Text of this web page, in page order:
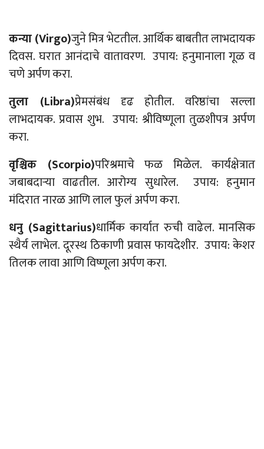
कन्या (Virgo)जुने मित्र भेटतील. आर्थिक बाबतीत लाभदायक
दिवस. घरात आनंदाचे वातावरण. उपाय: हनुमानाला गूळ व
चणे अर्पण करा.
तुला (Libra)प्रेमसंबंध दृढ होतील. वरिष्ठांचा सल्ला
लाभदायक. प्रवास शुभ. उपाय: श्रीविष्णूला तुळशीपत्र अर्पण
करा.
वृश्चिक (Scorpio)परिश्रमाचे फळ मिळेल. कार्यक्षेत्रात
जबाबदाऱ्या वाढतील. आरोग्य सुधारेल. उपाय: हनुमान
मंदिरात नारळ आणि लाल फुलं अर्पण करा.
धनु (Sagittarius)धार्मिक कार्यात रुची वाढेल. मानसिक
स्थैर्य लाभेल. दूरस्थ ठिकाणी प्रवास फायदेशीर. उपाय: केशर
तिलक लावा आणि विष्णूला अर्पण करा.